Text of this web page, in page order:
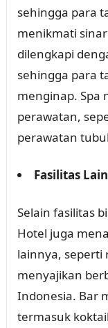
sehingga para
menikmati
dilengkapi
sehingga para
menginap. Spa
perawatan,
perawatan
Fasilitas
Selain fasilitas
Hotel juga
lainnya, seperti
menyajikan
Indonesia. Bar
termasuk